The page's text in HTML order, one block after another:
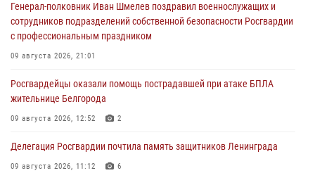
Генерал-полковник Иван Шмелев поздравил военнослужащих и
сотрудников подразделений собственной безопасности Росгвардии
с профессиональным праздником
09 августа 2026, 21:01
Росгвардейцы оказали помощь пострадавшей при атаке БПЛА
жительнице Белгорода
09 августа 2026, 12:52 2
Делегация Росгвардии почтила память защитников Ленинграда
09 августа 2026, 11:12 6